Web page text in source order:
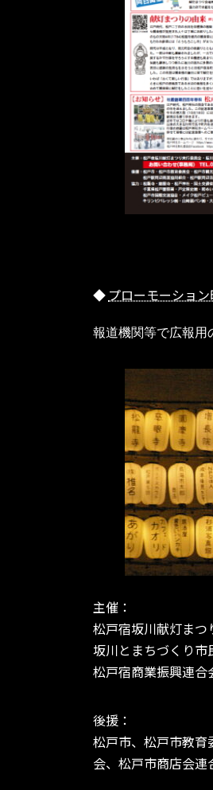
◆ プローモーショ
報道機関等で広報用
主催：
松戸宿坂川献灯まつ
坂川とまちづくり市
松戸宿商業振興連合
後援：
松戸市、松戸市教育
会、松戸市商店会連